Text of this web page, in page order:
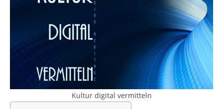
Kultur digital vermitteln